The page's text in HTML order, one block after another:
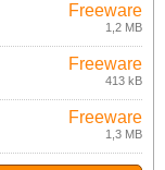
Freeware
1,2 MB
Freeware
413 kB
Freeware
1,3 MB